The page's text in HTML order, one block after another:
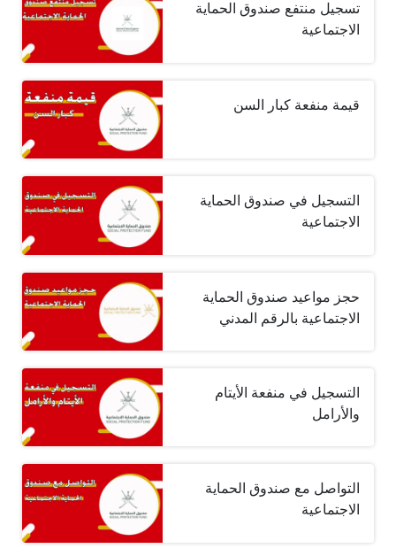
تسجيل منتفع صندوق الحماية
الاجتماعية
قيمة منفعة كبار السن
التسجيل في صندوق الحماية
الاجتماعية
حجز مواعيد صندوق الحماية
الاجتماعية بالرقم المدني
التسجيل في منفعة الأيتام
والأرامل
التواصل مع صندوق الحماية
الاجتماعية